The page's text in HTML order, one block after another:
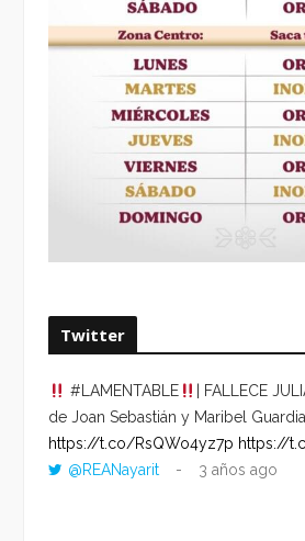
Twitter
#LAMENTABLE
| FALLECE
de Joan Sebastián y Maribel
https://t.co/RsQWo4yz7p https://
@REANayarit
3 años ago